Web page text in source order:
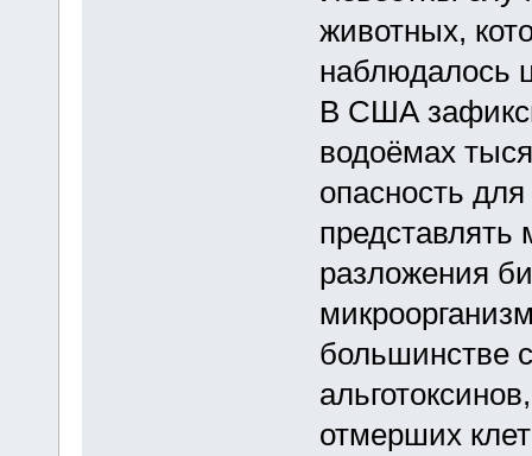
животных,
наблюдалось
В США
водоёмах
опасность
представлять
разложения
большинстве
отмерших